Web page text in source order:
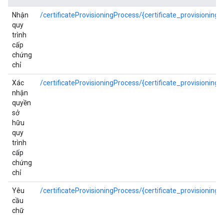
Nhận
quy
trình
cấp
chứng
chỉ
/certificateProvisioningProcess/
Xác
nhận
quyền
sở
hữu
quy
trình
cấp
chứng
chỉ
/certificateProvisioningProcess/
Yêu
cầu
chữ
/certificateProvisioningProcess/